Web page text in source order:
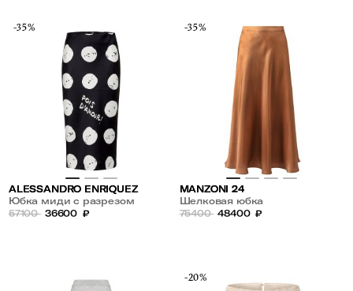
-35%
ALESSANDRO ENRIQUEZ
Юбка миди с разрезом
57100 36600 ₽
-35%
MANZONI 24
Шелковая юбка
75400 48400 ₽
-20%